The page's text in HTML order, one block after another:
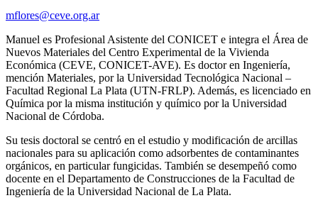
mflores@ceve.org.ar
Manuel es Profesional Asistente del CONICET e integra el Área de
Nuevos Materiales del Centro Experimental de la Vivienda
Económica (CEVE, CONICET-AVE). Es doctor en Ingeniería,
mención Materiales, por la Universidad Tecnológica Nacional –
Facultad Regional La Plata (UTN-FRLP). Además, es licenciado en
Química por la misma institución y químico por la Universidad
Nacional de Córdoba.
Su tesis doctoral se centró en el estudio y modificación de arcillas
nacionales para su aplicación como adsorbentes de contaminantes
orgánicos, en particular fungicidas. También se desempeñó como
docente en el Departamento de Construcciones de la Facultad de
Ingeniería de la Universidad Nacional de La Plata.